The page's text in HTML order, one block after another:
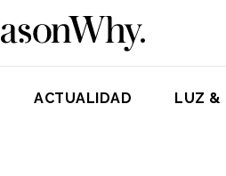
ACTUALIDAD LUZ &